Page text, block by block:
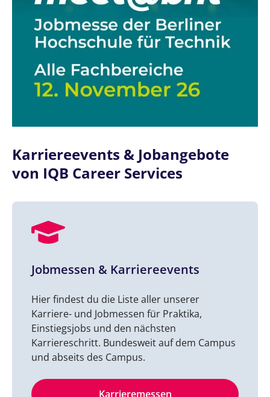
Karriereevents & Jobangebote
von IQB Career Services
Jobmessen & Karriereevents
Hier findest du die Liste aller unserer
Karriere- und Jobmessen für Praktika,
Einstiegsjobs und den nächsten
Karriereschritt. Bundesweit auf dem Campus
und abseits des Campus.
Karrieremessen